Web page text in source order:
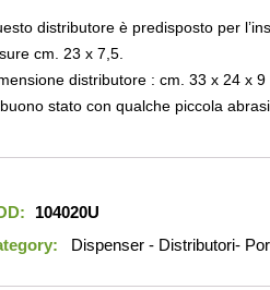
distributore è predisposto per
cm. 23 x 7,5.
distributore : cm. 33 x 24 x 9
stato con qualche piccola
104020U
Dispenser - Distributori-